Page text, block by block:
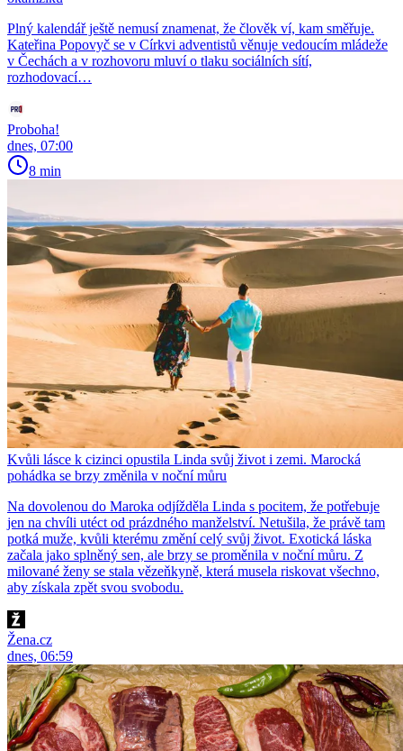
Plný kalendář ještě nemusí znamenat, že člověk ví, kam směřuje.
Kateřina Popovyč se v Církvi adventistů věnuje vedoucím mládeže
v Čechách a v rozhovoru mluví o tlaku sociálních sítí,
rozhodovací…
Proboha!
dnes, 07:00
8 min
Kvůli lásce k cizinci opustila Linda svůj život i zemi. Marocká
pohádka se brzy změnila v noční můru
Na dovolenou do Maroka odjížděla Linda s pocitem, že potřebuje
jen na chvíli utéct od prázdného manželství. Netušila, že právě tam
potká muže, kvůli kterému změní celý svůj život. Exotická láska
začala jako splněný sen, ale brzy se proměnila v noční můru. Z
milované ženy se stala vězeňkyně, která musela riskovat všechno,
aby získala zpět svou svobodu.
Žena.cz
dnes, 06:59